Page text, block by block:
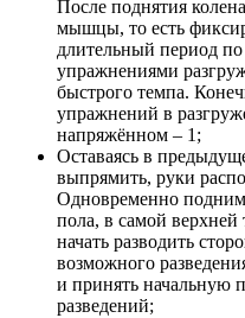
После поднятия
мышцы, то есть
длительный период
упражнениями
быстрого темпа.
упражнений в
напряжённом – 1;
Оставаясь в
выпрямить, руки
Одновременно
пола, в самой верхней
начать разводить
возможного
и принять начальную
разведений;